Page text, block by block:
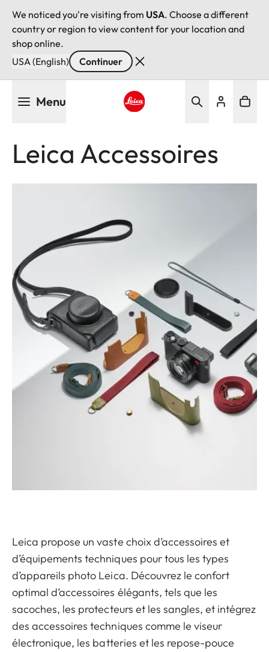
We noticed you're visiting from USA. Choose a different
country or region to view content for your location and
shop online.
USA (English)
Continuer
Menu
Leica Accessoires
Leica propose un vaste choix d’accessoires et
d’équipements techniques pour tous les types
d’appareils photo Leica. Découvrez le confort
optimal d’accessoires élégants, tels que les
sacoches, les protecteurs et les sangles, et intégrez
des accessoires techniques comme le viseur
électronique, les batteries et les repose-pouce